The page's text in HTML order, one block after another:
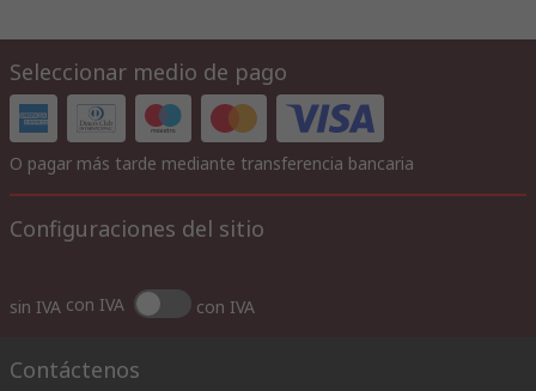
Seleccionar medio de pago
O pagar más tarde mediante transferencia bancaria
Configuraciones del sitio
sin IVA con IVA con IVA
Contáctenos